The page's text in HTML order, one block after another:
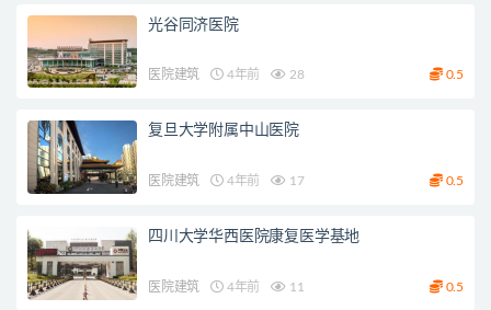
光谷同济医院
医院建筑 4年前 28 0.5
复旦大学附属中山医院
医院建筑 4年前 17 0.5
四川大学华西医院康复医学基地
医院建筑 4年前 11 0.5